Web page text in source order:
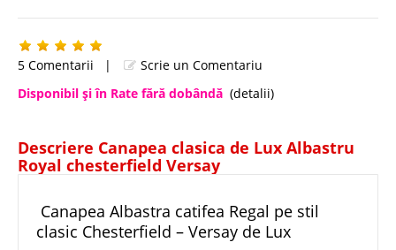
5 Comentarii |
Scrie un Comentariu
Disponibil şi în Rate fără dobândă (detalii)
Descriere Canapea clasica de Lux Albastru
Royal chesterfield Versay
Canapea Albastra catifea Regal pe stil
clasic Chesterfield – Versay de Lux